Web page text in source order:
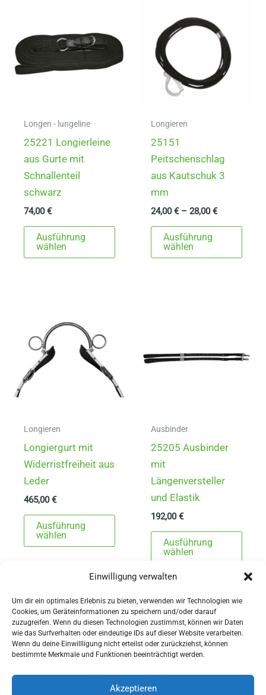
Einwilligung verwalten
Um dir ein optimales Erlebnis zu bieten, verwenden wir Technologien wie
Cookies, um Geräteinformationen zu speichern und/oder darauf
zuzugreifen. Wenn du diesen Technologien zustimmst, können wir Daten
wie das Surfverhalten oder eindeutige IDs auf dieser Website verarbeiten.
Wenn du deine Einwillligung nicht erteilst oder zurückziehst, können
bestimmte Merkmale und Funktionen beeinträchtigt werden.
Akzeptieren
auf
der
Produktseite
Longen - lungeline
25221 Longierleine
aus Gurte mit
Schnallenteil
schwarz
74,00€
Ausführung
wählen
Dieses
können
auf
der
Longieren
25151
Peitschenschlag
aus Kautschuk 3
mm
24,00€–28,00€
Ausführung
wählen
Longieren
Longiergurt mit
Widerristfreiheit aus
Leder
465,00€
Ausführung
wählen
Dieses
Varianten
auf.
Die
Optionen
können
der
Ausbinder
25205 Ausbinder
mit
Längenversteller
und Elastik
192,00€
Ausführung
wählen
auf.
Die
AGBs
Widerrufsbelehrung